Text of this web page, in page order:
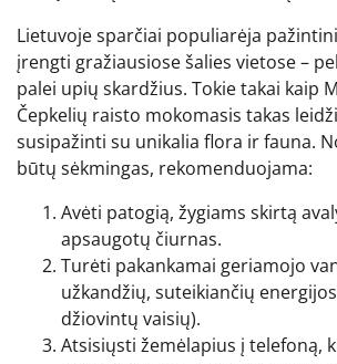
Lietuvoje sparčiai populiarėja
įrengti gražiausiose šalies vietose –
palei upių skardžius. Tokie takai kaip
Čepkelių raisto mokomasis takas
susipažinti su unikalia flora ir fauna.
būtų sėkmingas, rekomenduojama:
Avėti patogią, žygiams skirtą
apsaugotų čiurnas.
Turėti pakankamai geriamojo
užkandžių, suteikiančių
džiovintų vaisių).
Atsisiųsti žemėlapius į telefoną,